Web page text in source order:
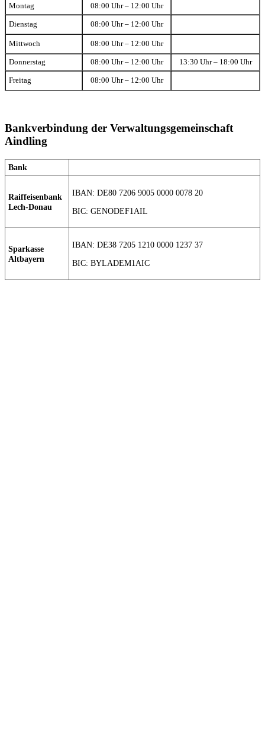
Montag 08:00 Uhr – 12:00 Uhr
Dienstag 08:00 Uhr – 12:00 Uhr
Mittwoch 08:00 Uhr – 12:00 Uhr
Donnerstag 08:00 Uhr – 12:00 Uhr 13:30 Uhr – 18:00 Uhr
Freitag 08:00 Uhr – 12:00 Uhr
Bankverbindung der Verwaltungsgemeinschaft
Aindling
Bank
Raiffeisenbank
Lech-Donau
IBAN: DE80 7206 9005 0000 0078 20
BIC: GENODEF1AIL
Sparkasse
Altbayern
IBAN: DE38 7205 1210 0000 1237 37
BIC: BYLADEM1AIC